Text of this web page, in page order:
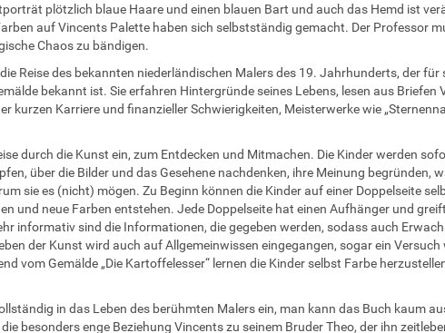
plötzlich blaue Haare und einen blauen Bart und auch das Hemd ist
auf Vincents Palette haben sich selbstständig gemacht. Der Professor
Chaos zu bändigen.
Reise des bekannten niederländischen Malers des 19. Jahrhunderts, der für
bekannt ist. Sie erfahren Hintergründe seines Lebens, lesen aus Briefen
kurzen Karriere und finanzieller Schwierigkeiten, Meisterwerke wie
durch die Kunst ein, zum Entdecken und Mitmachen. Die Kinder werden
über die Bilder und das Gesehene nachdenken, ihre Meinung begründen,
sie es (nicht) mögen. Zu Beginn können die Kinder auf einer Doppelseite
und neue Farben entstehen. Jede Doppelseite hat einen Aufhänger und
informativ sind die Informationen, die gegeben werden, sodass auch
der Kunst wird auch auf Allgemeinwissen eingegangen, sogar ein
vom Gemälde „Die Kartoffelesser“ lernen die Kinder selbst Farbe
in das Leben des berühmten Malers ein, man kann das Buch kaum
besonders enge Beziehung Vincents zu seinem Bruder Theo, der ihn